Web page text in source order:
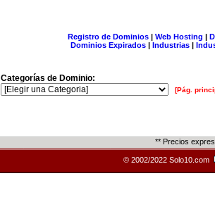
Registro de Dominios| Web Hosting |
Dominios Expirados | Industrias |
Categorías de Dominio:
[Pág.
** Precios
© 2002/2022 Solo10.com